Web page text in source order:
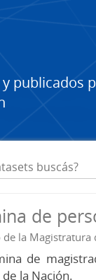
publicados
de
de la
de
de la Nación.